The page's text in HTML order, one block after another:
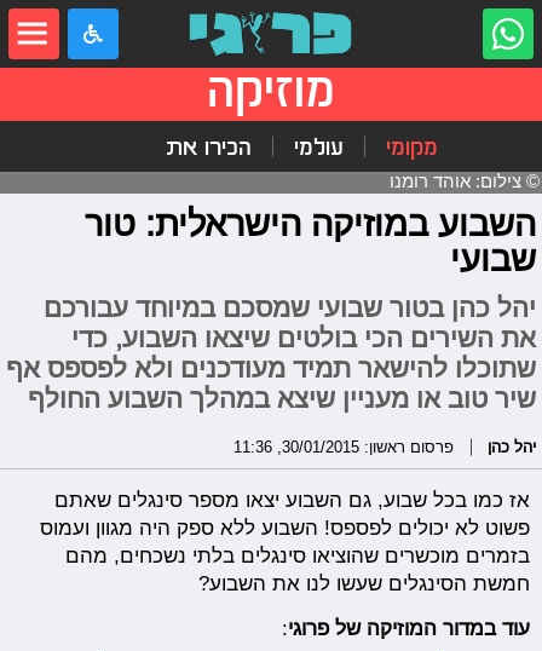
מוזיקה
מקומי עולמי הכירו את
© צילום: אוהד רומנו
השבוע במוזיקה הישראלית: טור
שבועי
יהל כהן בטור שבועי שמסכם במיוחד עבורכם
את השירים הכי בולטים שיצאו השבוע, כדי
שתוכלו להישאר תמיד מעודכנים ולא לפספס אף
שיר טוב או מעניין שיצא במהלך השבוע החולף
יהל כהן פרסום ראשון: 30/01/2015, 11:36
אז כמו בכל שבוע, גם השבוע יצאו מספר סינגלים שאתם
פשוט לא יכולים לפספס! השבוע ללא ספק היה מגוון ועמוס
בזמרים מוכשרים שהוציאו סינגלים בלתי נשכחים, מהם
חמשת הסינגלים שעשו לנו את השבוע?
עוד במדור המוזיקה של פרוגי: